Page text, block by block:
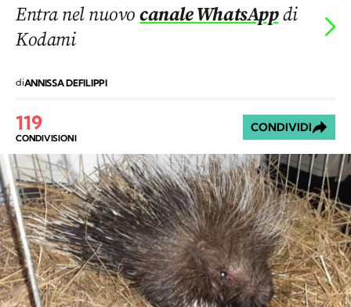
Entra nel nuovocanale WhatsAppdi
Kodami
diANNISSA DEFILIPPI
119
CONDIVISIONI
CONDIVIDI